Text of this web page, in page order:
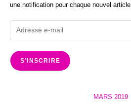
une notification pour chaque nouvel article.
Adresse
e-
mail
S'INSCRIRE
MARS 2019